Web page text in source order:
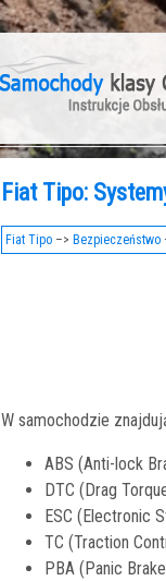
Fiat Tipo:
Fiat Tipo –> Bezpieczeństwo
W samochodzie
ABS (Anti-lock
DTC (Drag
ESC (Electronic
TC (Traction
PBA (Panic